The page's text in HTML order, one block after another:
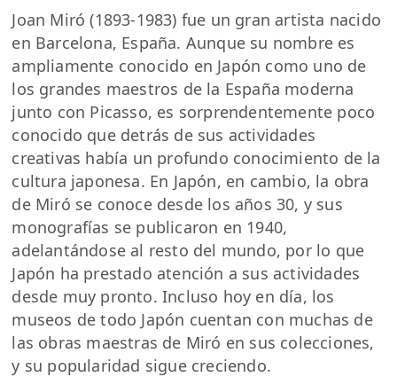
Joan Miró (1893-1983) fue un gran artista nacido
en Barcelona, España. Aunque su nombre es
ampliamente conocido en Japón como uno de
los grandes maestros de la España moderna
junto con Picasso, es sorprendentemente poco
conocido que detrás de sus actividades
creativas había un profundo conocimiento de la
cultura japonesa. En Japón, en cambio, la obra
de Miró se conoce desde los años 30, y sus
monografías se publicaron en 1940,
adelantándose al resto del mundo, por lo que
Japón ha prestado atención a sus actividades
desde muy pronto. Incluso hoy en día, los
museos de todo Japón cuentan con muchas de
las obras maestras de Miró en sus colecciones,
y su popularidad sigue creciendo.